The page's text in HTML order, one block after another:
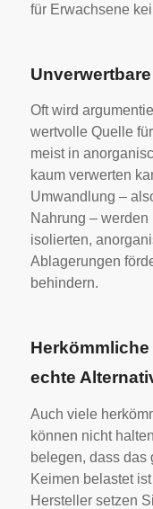
für Erwachsene
Oft wird
wertvolle Quelle
meist in
kaum verwerten
Umwandlung –
Nahrung –
isolierten,
Ablagerungen
behindern.
echte
Auch viele
können nicht
belegen, dass das
Keimen belastet
Hersteller setzen